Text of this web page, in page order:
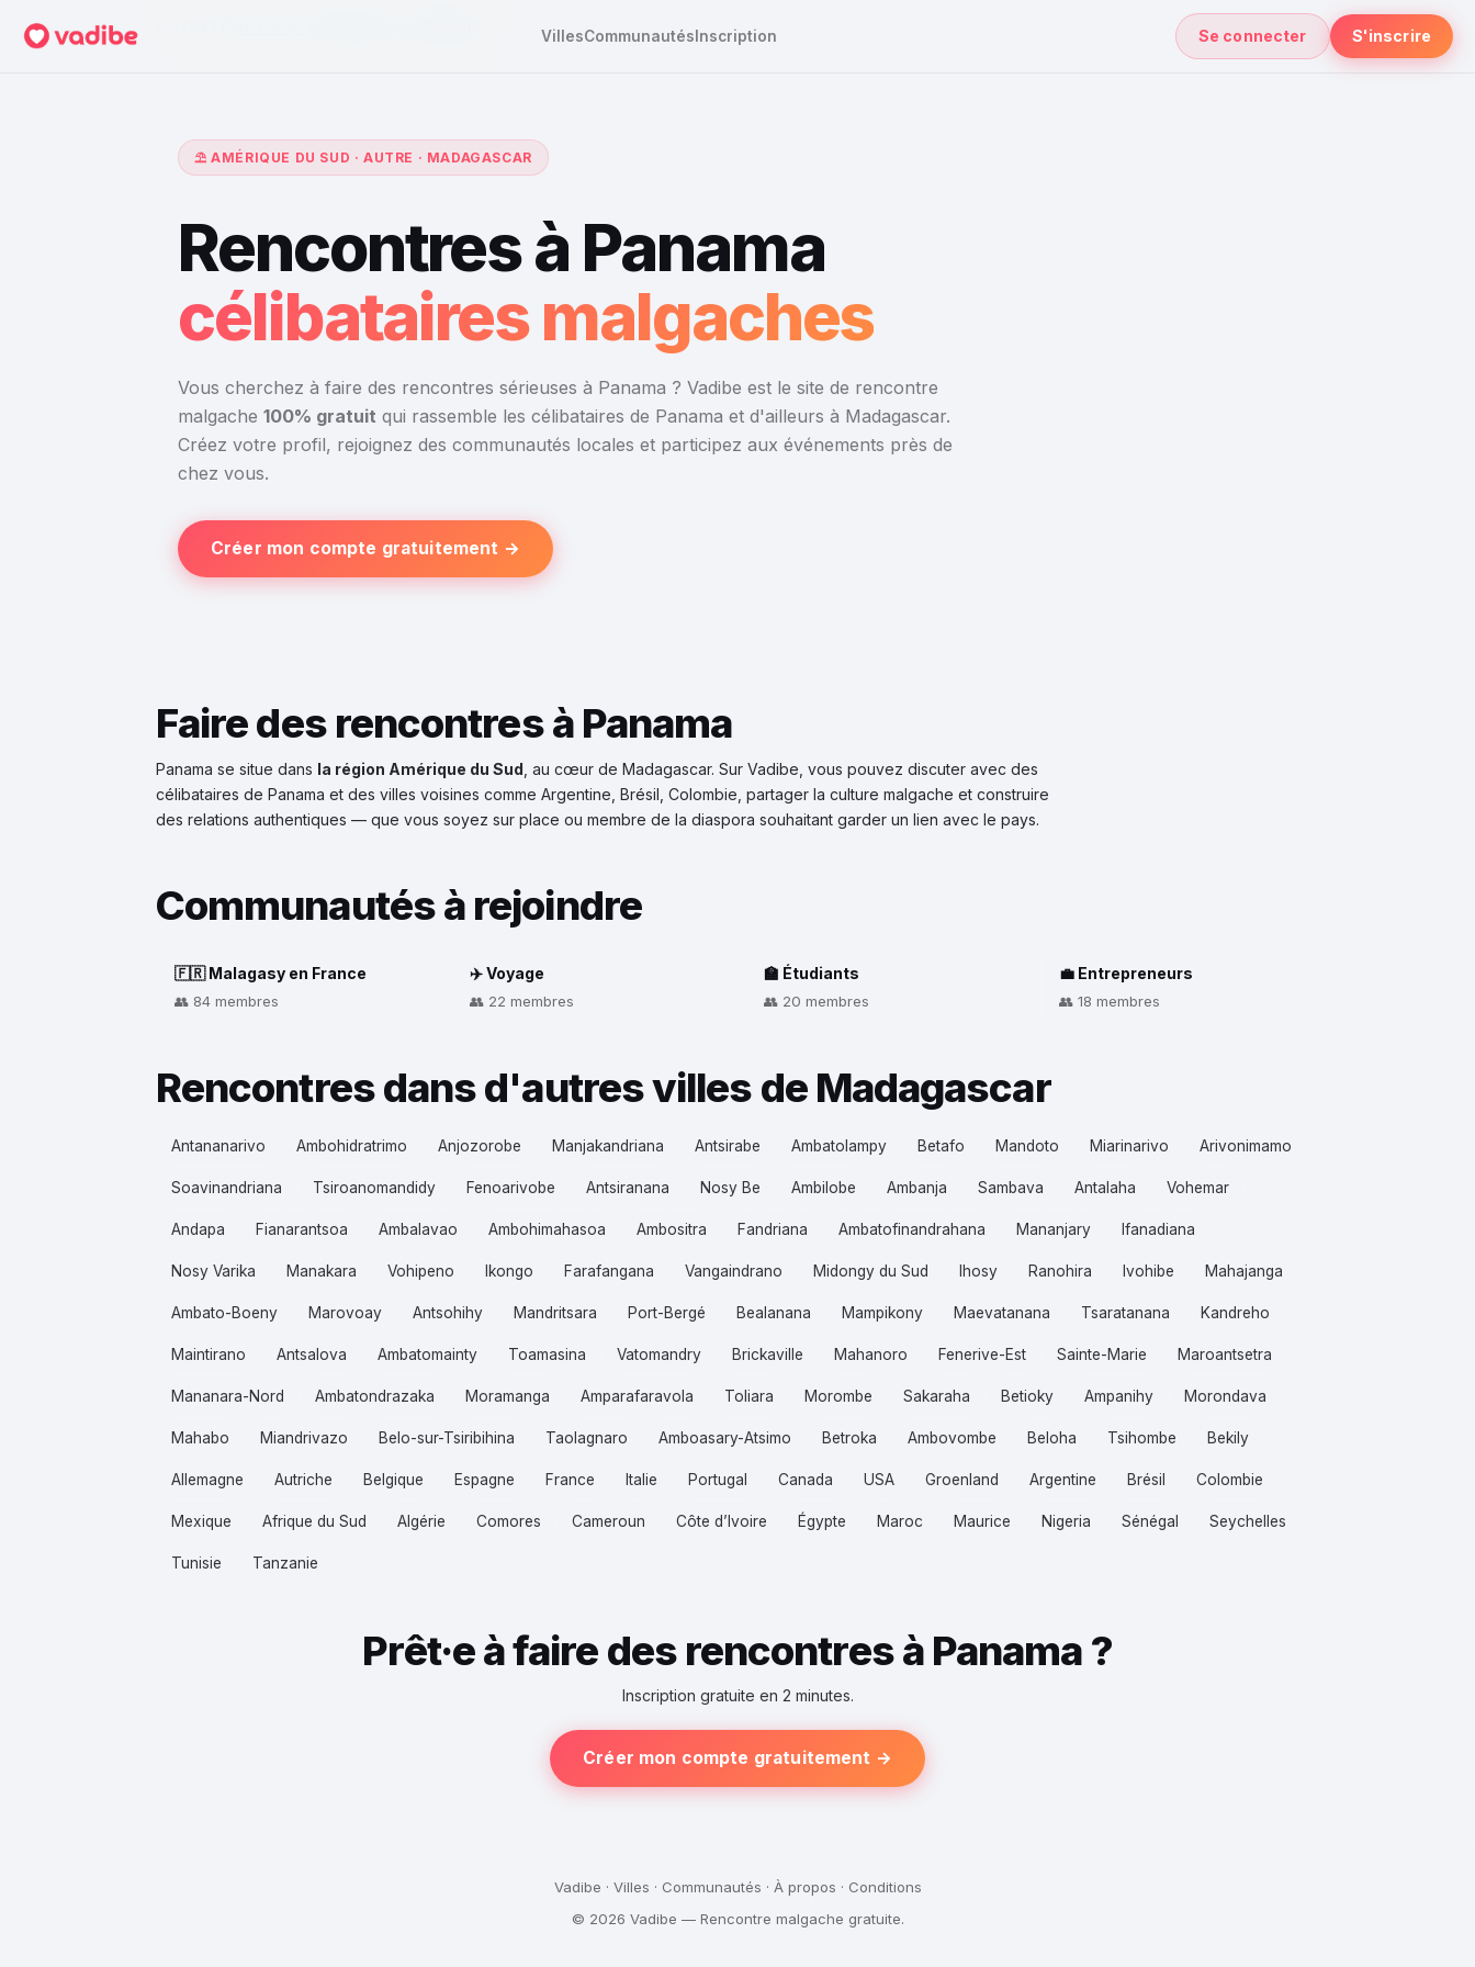
VillesCommunautésInscription Se connecter S'inscrire
⛱️ AMÉRIQUE DU SUD · AUTRE · MADAGASCAR
Rencontres à Panama
célibataires malgaches
Vous cherchez à faire des rencontres sérieuses à Panama ? Vadibe est le site de rencontre
malgache 100% gratuit qui rassemble les célibataires de Panama et d'ailleurs à Madagascar.
Créez votre profil, rejoignez des communautés locales et participez aux événements près de
chez vous.
Créer mon compte gratuitement →
Faire des rencontres à Panama
Panama se situe dans la région Amérique du Sud , au cœur de Madagascar. Sur Vadibe, vous pouvez discuter avec des
célibataires de Panama et des villes voisines comme Argentine, Brésil, Colombie, partager la culture malgache et construire
des relations authentiques — que vous soyez sur place ou membre de la diaspora souhaitant garder un lien avec le pays.
Communautés à rejoindre
🇫🇷 Malagasy en France
👥 84 membres
✈️ Voyage
👥 22 membres
🏫 Étudiants
👥 20 membres
💼 Entrepreneurs
👥 18 membres
Rencontres dans d'autres villes de Madagascar
Antananarivo Ambohidratrimo Anjozorobe Manjakandriana Antsirabe Ambatolampy Betafo Mandoto Miarinarivo Arivonimamo
Soavinandriana Tsiroanomandidy Fenoarivobe Antsiranana Nosy Be Ambilobe Ambanja Sambava Antalaha Vohemar
Andapa Fianarantsoa Ambalavao Ambohimahasoa Ambositra Fandriana Ambatofinandrahana Mananjary Ifanadiana
Nosy Varika Manakara Vohipeno Ikongo Farafangana Vangaindrano Midongy du Sud Ihosy Ranohira Ivohibe Mahajanga
Ambato-Boeny Marovoay Antsohihy Mandritsara Port-Bergé Bealanana Mampikony Maevatanana Tsaratanana Kandreho
Maintirano Antsalova Ambatomainty Toamasina Vatomandry Brickaville Mahanoro Fenerive-Est Sainte-Marie Maroantsetra
Mananara-Nord Ambatondrazaka Moramanga Amparafaravola Toliara Morombe Sakaraha Betioky Ampanihy Morondava
Mahabo Miandrivazo Belo-sur-Tsiribihina Taolagnaro Amboasary-Atsimo Betroka Ambovombe Beloha Tsihombe Bekily
Allemagne Autriche Belgique Espagne France Italie Portugal Canada USA Groenland Argentine Brésil Colombie
Mexique Afrique du Sud Algérie Comores Cameroun Côte d’Ivoire Égypte Maroc Maurice Nigeria Sénégal Seychelles
Tunisie Tanzanie
Prêt·e à faire des rencontres à Panama ?
Inscription gratuite en 2 minutes.
Créer mon compte gratuitement →
Vadibe · Villes · Communautés · À propos · Conditions
© 2026 Vadibe — Rencontre malgache gratuite.